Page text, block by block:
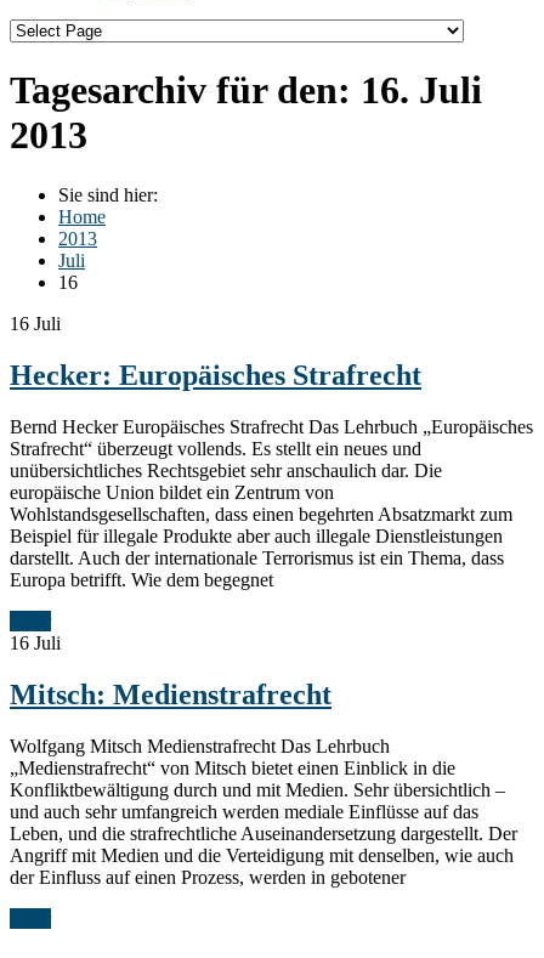
Tagesarchiv für den: 16. Juli
2013
Sie sind hier:
Home
2013
Juli
16
16 Juli
Hecker: Europäisches Strafrecht
Bernd Hecker Europäisches Strafrecht Das Lehrbuch „Europäisches
Strafrecht“ überzeugt vollends. Es stellt ein neues und
unübersichtliches Rechtsgebiet sehr anschaulich dar. Die
europäische Union bildet ein Zentrum von
Wohlstandsgesellschaften, dass einen begehrten Absatzmarkt zum
Beispiel für illegale Produkte aber auch illegale Dienstleistungen
darstellt. Auch der internationale Terrorismus ist ein Thema, dass
Europa betrifft. Wie dem begegnet
16 Juli
Mitsch: Medienstrafrecht
Wolfgang Mitsch Medienstrafrecht Das Lehrbuch
„Medienstrafrecht“ von Mitsch bietet einen Einblick in die
Konfliktbewältigung durch und mit Medien. Sehr übersichtlich –
und auch sehr umfangreich werden mediale Einflüsse auf das
Leben, und die strafrechtliche Auseinandersetzung dargestellt. Der
Angriff mit Medien und die Verteidigung mit denselben, wie auch
der Einfluss auf einen Prozess, werden in gebotener